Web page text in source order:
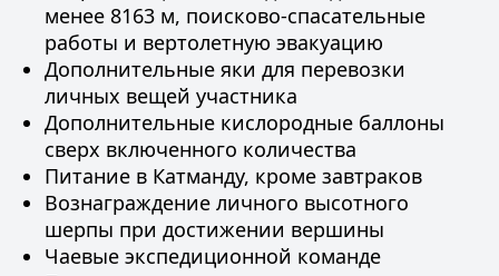
менее 8163 м, поисково-спасательные
работы и вертолетную эвакуацию
Дополнительные яки для перевозки
личных вещей участника
Дополнительные кислородные баллоны
сверх включенного количества
Питание в Катманду, кроме завтраков
Вознаграждение личного высотного
шерпы при достижении вершины
Чаевые экспедиционной команде